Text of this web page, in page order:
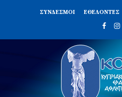
ΣΥΝΔΈΣΜΟΙ ΕΘΕΛΟΝΤΈΣ